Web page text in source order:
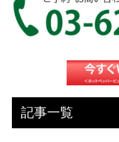
記事一覧